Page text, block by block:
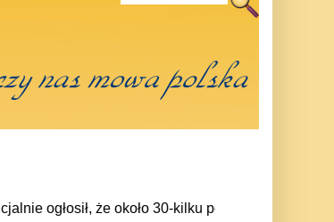
że około 30-kilku posłów